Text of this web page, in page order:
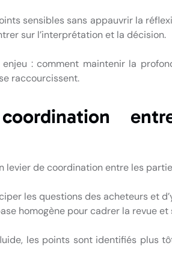
sensibles sans appauvrir la
sur l’interprétation et la décision.
: comment maintenir la
raccourcissent.
levier de coordination entre les
les questions des acheteurs et
homogène pour cadrer la revue et
les points sont identifiés plus